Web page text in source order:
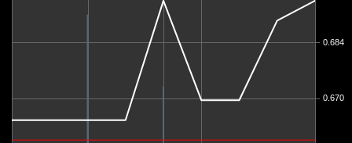
0.670
0.684